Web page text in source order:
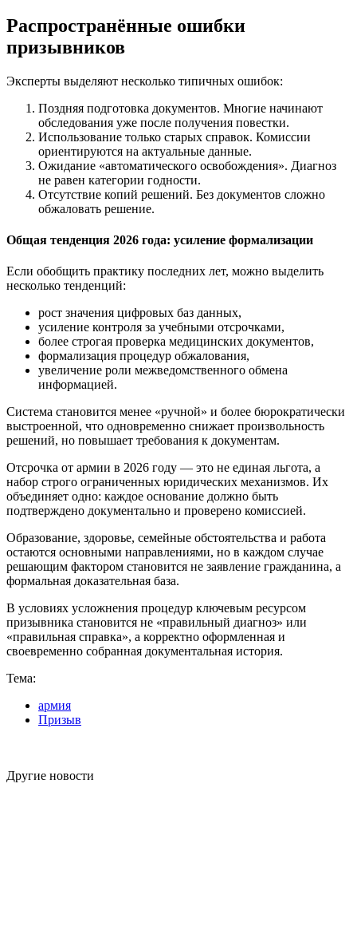
Распространённые ошибки
призывников
Эксперты выделяют несколько типичных ошибок:
Поздняя подготовка документов. Многие начинают
обследования уже после получения повестки.
Использование только старых справок. Комиссии
ориентируются на актуальные данные.
Ожидание «автоматического освобождения». Диагноз
не равен категории годности.
Отсутствие копий решений. Без документов сложно
обжаловать решение.
Общая тенденция 2026 года: усиление формализации
Если обобщить практику последних лет, можно выделить
несколько тенденций:
рост значения цифровых баз данных,
усиление контроля за учебными отсрочками,
более строгая проверка медицинских документов,
формализация процедур обжалования,
увеличение роли межведомственного обмена
информацией.
Система становится менее «ручной» и более бюрократически
выстроенной, что одновременно снижает произвольность
решений, но повышает требования к документам.
Отсрочка от армии в 2026 году — это не единая льгота, а
набор строго ограниченных юридических механизмов. Их
объединяет одно: каждое основание должно быть
подтверждено документально и проверено комиссией.
Образование, здоровье, семейные обстоятельства и работа
остаются основными направлениями, но в каждом случае
решающим фактором становится не заявление гражданина, а
формальная доказательная база.
В условиях усложнения процедур ключевым ресурсом
призывника становится не «правильный диагноз» или
«правильная справка», а корректно оформленная и
своевременно собранная документальная история.
Тема:
армия
Призыв
Другие новости